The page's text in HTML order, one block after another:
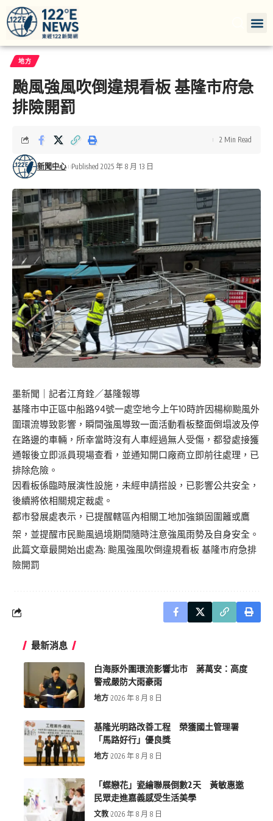
地方
颱風強風吹倒違規看板 基隆市府急
排險開罰
新聞中心 Published 2025 年 8 月 13 日
2 Min Read
墨新聞
｜記者江育銓／基隆報導
基隆市中正區中船路94號一處空地今上午10時許因楊柳颱風外
圍環流導致影響，瞬間強風導致一面活動看板整面倒塌波及停
在路邊的車輛，所幸當時沒有人車經過無人受傷，都發處接獲
通報後立即派員現場查看，並通知開口廠商立即前往處理，已
排除危險。
因看板係臨時展演性設施，未經申請搭設，已影響公共安全，
後續將依相關規定裁處。
都市發展處表示，已提醒轄區內相關工地加強鎖固圍籬或鷹
架，並提醒市民颱風過境期間隨時注意強風雨勢及自身安全。
此篇文章最開始出處為: 颱風強風吹倒違規看板 基隆市府急排
險開罰
最新消息
白海豚外圍環流影響北市 蔣萬安：高度
警戒嚴防大雨豪雨
地方 2026 年 8 月 8 日
基隆光明路改善工程 榮獲國土管理署
「馬路好行」優良獎
地方 2026 年 8 月 8 日
「蝶戀花」瓷繪聯展倒數2天 黃敏惠邀
民眾走進嘉義感受生活美學
文教 2026 年 8 月 8 日